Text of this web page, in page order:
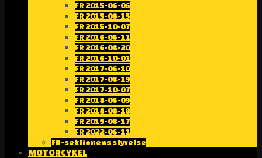
FR 2015-06-06
FR 2015-08-15
FR 2015-10-07
FR 2016-06-11
FR 2016-08-20
FR 2016-10-01
FR 2017-06-10
FR 2017-08-19
FR 2017-10-07
FR 2018-06-09
FR 2018-08-18
FR 2019-08-17
FR 2022-06-11
FR-sektionens styrelse
MOTORCYKEL